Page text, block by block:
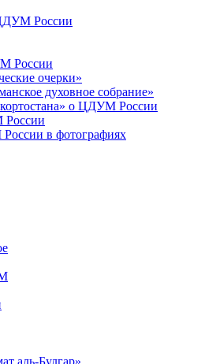
России
России
очерки»
духовное собрание»
о ЦДУМ России
в фотографиях
аль-Булгар»